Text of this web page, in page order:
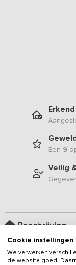
Een 9
Veilig
Beschrijving
Gelegen in het
persoons
Cookie instellingen
We verwerken
de website goed.